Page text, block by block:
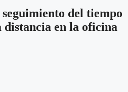
del tiempo
distancia en la oficina